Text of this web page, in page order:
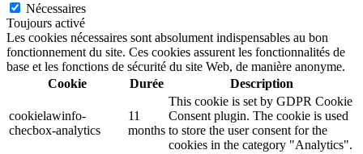
Nécessaires
Toujours activé
Les cookies nécessaires sont absolument indispensables au bon
fonctionnement du site. Ces cookies assurent les fonctionnalités de
base et les fonctions de sécurité du site Web, de manière anonyme.
Cookie
Durée Description
cookielawinfo-
checbox-analytics
11
months
This cookie is set by GDPR Cookie
Consent plugin. The cookie is used
to store the user consent for the
cookies in the category "Analytics".